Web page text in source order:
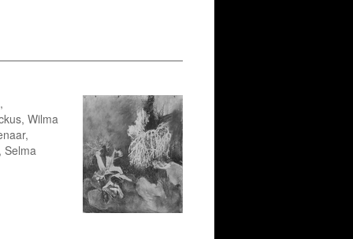
Wilma
Selma